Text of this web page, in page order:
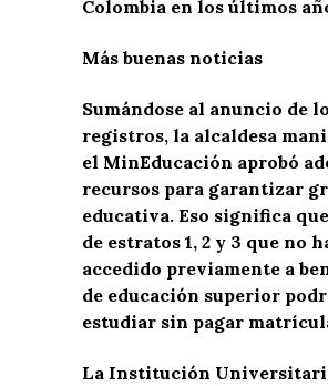
Colombia en los últimos
Más buenas noticias
Sumándose al anuncio de
registros, la alcaldesa
el MinEducación aprobó
recursos para garantizar
educativa. Eso significa
de estratos 1, 2 y 3 que no
accedido previamente a
de educación superior
estudiar sin pagar
La Institución